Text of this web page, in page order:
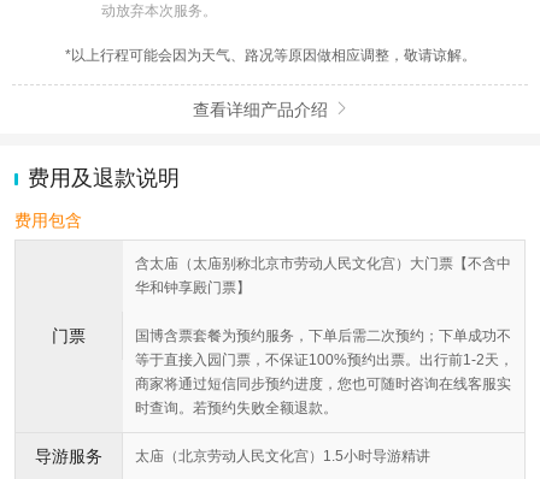
动放弃本次服务。
*以上行程可能会因为天气、路况等原因做相应调整，敬请谅解。
查看详细产品介绍 
费用及退款说明
费用包含
门票
含太庙（太庙别称北京市劳动人民文化宫）大门票【不含中
华和钟享殿门票】
国博含票套餐为预约服务，下单后需二次预约；下单成功不
等于直接入园门票，不保证100%预约出票。出行前1-2天，
商家将通过短信同步预约进度，您也可随时咨询在线客服实
时查询。若预约失败全额退款。
导游服务 太庙（北京劳动人民文化宫）1.5小时导游精讲